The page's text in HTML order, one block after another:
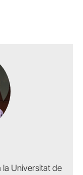
la Universitat de